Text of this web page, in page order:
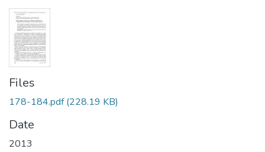
Files
178-184.pdf(228.19 KB)
Date
2013